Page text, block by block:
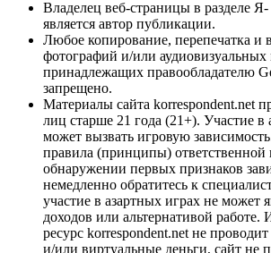
Владелец веб-страницы в разделе
является автор публикации.
Любое копирование, перепечатка и
фотографий и/или аудиовизуальных
принадлежащих правообладателю
запрещено.
Материалы сайта korrespondent.net
лиц старше 21 года (21+). Участие в
может вызвать игровую
правила (принципы)
обнаружении первых признаков
немедленно обратитесь к
участие в азартных играх не может
доходов или альтернативой
ресурс korrespondent.net не
и/или виртуальные деньги, сайт не